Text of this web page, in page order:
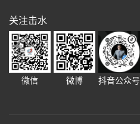
关注击水
微信 微博 抖音公众号